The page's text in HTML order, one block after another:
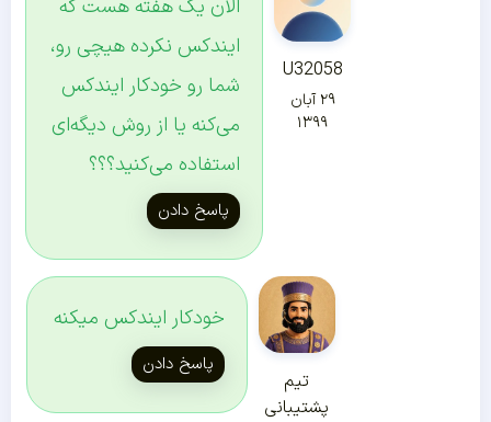
U32058
۲۹ آبان
۱۳۹۹
الان یک هفته هست که
ایندکس نکرده هیچی رو،
شما رو خودکار ایندکس
می‌کنه یا از روش دیگه‌ای
استفاده می‌کنید؟؟؟
پاسخ دادن
تیم
پشتیبانی
خودکار ایندکس میکنه
پاسخ دادن